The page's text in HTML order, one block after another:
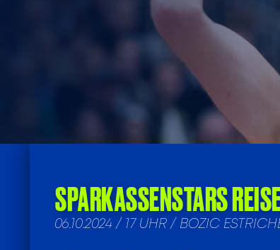
SPARKASSENSTARS
06.10.2024 / 17 UHR / BOZIC